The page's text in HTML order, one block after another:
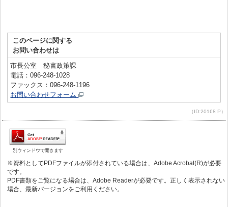
このページに関する
お問い合わせは
市長公室 秘書政策課
電話：096-248-1028
ファックス：096-248-1196
お問い合わせフォーム
（ID:20168 P）
別ウィンドウで開きます
※資料としてPDFファイルが添付されている場合は、Adobe Acrobat(R)が必要
です。
PDF書類をご覧になる場合は、Adobe Readerが必要です。正しく表示されない
場合、最新バージョンをご利用ください。